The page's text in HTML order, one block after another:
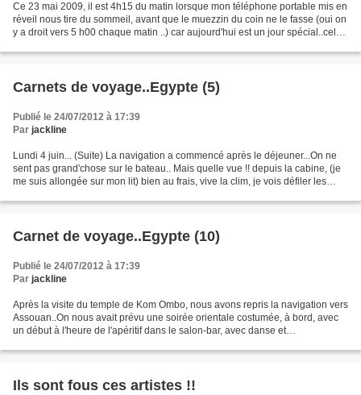
Ce 23 mai 2009, il est 4h15 du matin lorsque mon téléphone portable mis en
réveil nous tire du sommeil, avant que le muezzin du coin ne le fasse (oui on
y a droit vers 5 h00 chaque matin ..) car aujourd'hui est un jour spécial..celui
Carnets de voyage..Egypte (5)
Publié le 24/07/2012 à 17:39
Par jackline
Lundi 4 juin... (Suite) La navigation a commencé après le déjeuner...On ne
sent pas grand'chose sur le bateau.. Mais quelle vue !! depuis la cabine, (je
me suis allongée sur mon lit) bien au frais, vive la clim, je vois défiler les
Carnet de voyage..Egypte (10)
Publié le 24/07/2012 à 17:39
Par jackline
Après la visite du temple de Kom Ombo, nous avons repris la navigation vers
Assouan..On nous avait prévu une soirée orientale costumée, à bord, avec
un début à l'heure de l'apéritif dans le salon-bar, avec danse et
Ils sont fous ces artistes !!